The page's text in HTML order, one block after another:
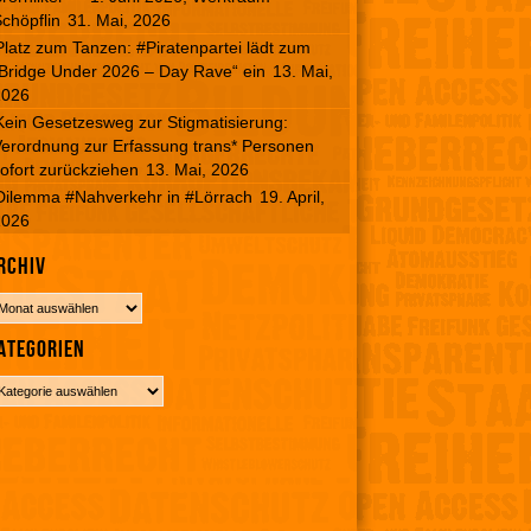
31. Mai, 2026
zum Tanzen: #Piratenpartei lädt zum
„Bridge Under 2026 – Day Rave“ ein 13. Mai,
Gesetzesweg zur Stigmatisierung:
zur Erfassung trans* Personen
zurückziehen 13. Mai, 2026
#Nahverkehr in #Lörrach 19. April,